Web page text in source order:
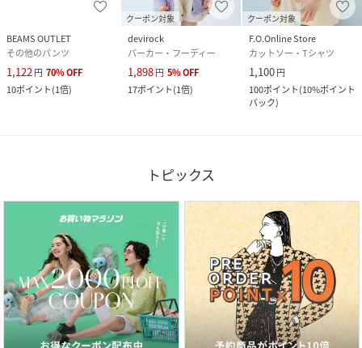
BEAMS OUTLET
その他のパンツ
1,122 円 70%OFF
10ポイント(1倍)
クーポン対象
devirock
パーカー・フーディー
1,898円 5%OFF
17ポイント(1倍)
クーポン対象
F.O.Online Store
カットソー・Tシャツ
1,100円
100ポイント(10%ポイント
バック)
トピックス